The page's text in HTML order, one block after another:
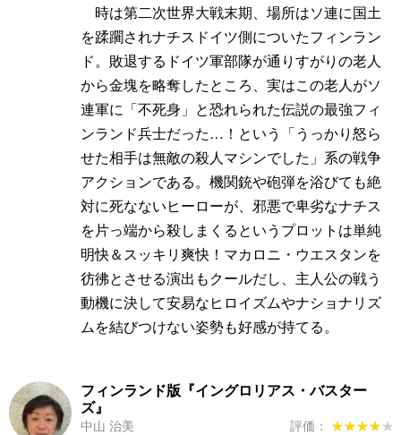
時は第二次世界大戦末期、場所はソ連に国土
を蹂躙されナチスドイツ側についたフィンラン
ド。敗退するドイツ軍部隊が通りすがりの老人
から金塊を略奪したところ、実はこの老人がソ
連軍に「不死身」と恐れられた伝説の最強フィ
ンランド兵士だった…！という「うっかり怒ら
せた相手は無敵の殺人マシンでした」系の戦争
アクションである。機関銃や砲弾を浴びても絶
対に死なないヒーローが、邪悪で卑劣なナチス
を片っ端から殺しまくるというプロットは単純
明快＆スッキリ爽快！マカロニ・ウエスタンを
彷彿とさせる演出もクールだし、主人公の戦う
動機に決して安易なヒロイズムやナショナリズ
ムを結びつけない姿勢も好感が持てる。
フィンランド版『イングロリアス・バスター
ズ』
中山 治美 評価： ★★★★★
★★★★★